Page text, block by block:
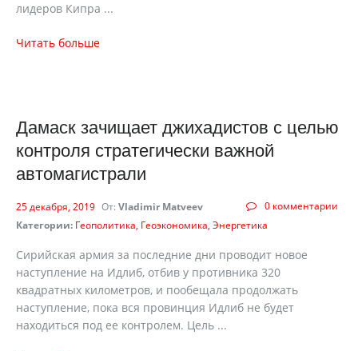
лидеров Кипра ...
Читать больше
Дамаск зачищает джихадистов с целью
контроля стратегически важной
автомагистрали
0 комментарии
25 декабря, 2019 От: Vladimir Matveev
Категории: Геополитика Геоэкономика Энергетика
Сирийская армия за последние дни проводит новое
наступление на Идлиб, отбив у противника 320
квадратных километров, и пообещала продолжать
наступление, пока вся провинция Идлиб не будет
находиться под ее контролем. Цель ...